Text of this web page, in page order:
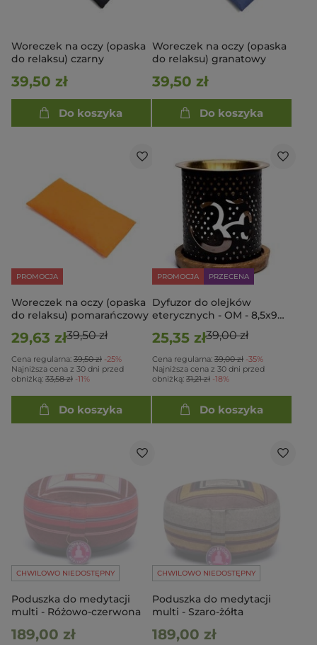
Woreczek na oczy (opaska
do relaksu) czarny
39,50 zł
Do koszyka
Woreczek na oczy (opaska
do relaksu) granatowy
39,50 zł
Do koszyka
PROMOCJA
Woreczek na oczy (opaska
do relaksu) pomarańczowy
29,63 zł39,50 zł
Cena regularna: 39,50 zł -25%
Najniższa cena z 30 dni przed
obniżką: 33,58 zł -11%
Do koszyka
PROMOCJA PRZECENA
Dyfuzor do olejków
eterycznych - OM - 8,5x9
25,35 zł39,00 zł
Cena regularna: 39,00 zł -35%
Najniższa cena z 30 dni przed
obniżką: 31,21 zł -18%
Do koszyka
CHWILOWO NIEDOSTĘPNY
Poduszka do medytacji
multi - Różowo-czerwona
189,00 zł
CHWILOWO NIEDOSTĘPNY
Poduszka do medytacji
multi - Szaro-żółta
189,00 zł